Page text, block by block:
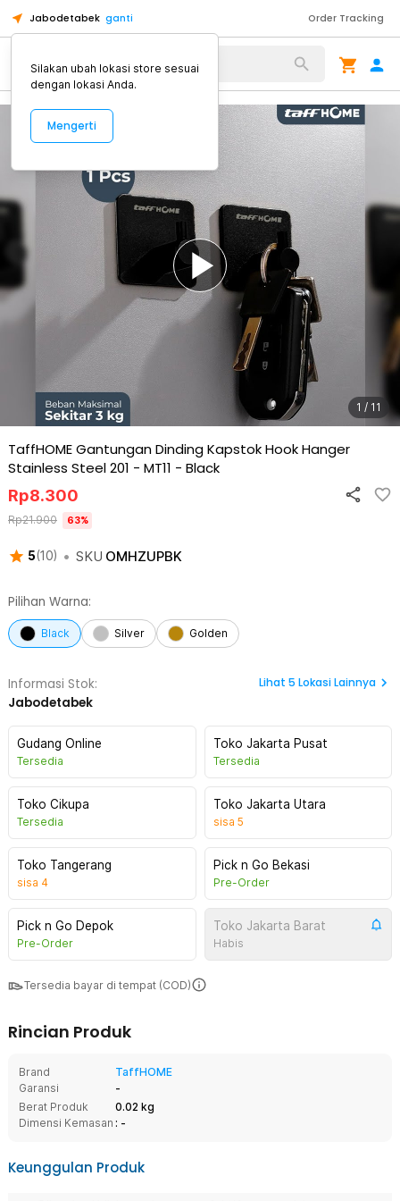
Jabodetabek ganti Order Tracking
Alat Kopi
1 / 11
TaffHOME Gantungan Dinding Kapstok Hook Hanger
Stainless Steel 201 - MT11 - Black
5(10) • SKU OMHZUPBK
Rp8.300
Rp21.900 63%
Pilihan Warna:
Black Silver Golden
Informasi Stok:
Jabodetabek
Lihat 5 Lokasi Lainnya
Gudang Online
Tersedia
Toko Jakarta Pusat
Tersedia
Toko Cikupa
Tersedia
Toko Jakarta Utara
sisa 5
Toko Tangerang
sisa 4
Pick n Go Bekasi
Pre-Order
Pick n Go Depok
Pre-Order
Toko Jakarta Barat
Habis
Tersedia bayar di tempat (COD)
Rincian Produk
Brand
TaffHOME
Garansi
-
Berat Produk
0.02 kg
Dimensi Kemasan : -
Keunggulan Produk
Silakan ubah lokasi store sesuai
dengan lokasi Anda.
Mengerti